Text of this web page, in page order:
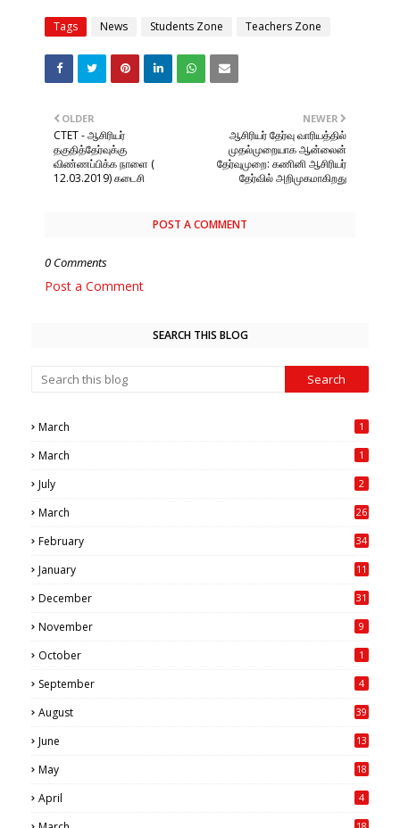
Tags News Students Zone Teachers Zone
NEWER
ஆசிரியர் தேர்வு வாரியத்தில்
முதல்முறையாக ஆன்லைன்
தேர்வுமுறை: கணினி ஆசிரியர்
தேர்வில் அறிமுகமாகிறது
OLDER
CTET - ஆசிரியர்
தகுதித்தேர்வுக்கு
விண்ணப்பிக்க நாளை (
12.03.2019) கடைசி
POST A COMMENT
0 Comments
Post a Comment
SEARCH THIS BLOG
March 1
March 1
July 2
March
26
February
34
January
11
December 31
November 9
October 1
September 4
August 39
June 13
May
18
April 4